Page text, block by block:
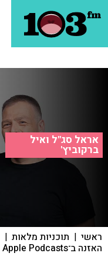
אראל סג"ל ואיל
ברקוביץ'
ראשי | תוכניות מלאות |
האזנה ב־Apple Podcasts